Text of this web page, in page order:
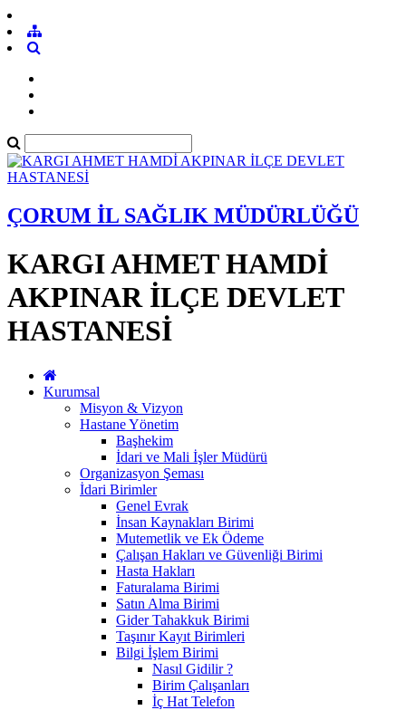
ÇORUM İL SAĞLIK MÜDÜRLÜĞÜ
KARGI AHMET HAMDİ
AKPINAR İLÇE DEVLET
HASTANESİ
Kurumsal
Misyon & Vizyon
Hastane Yönetim
Başhekim
İdari ve Mali İşler Müdürü
Organizasyon Şeması
İdari Birimler
Genel Evrak
İnsan Kaynakları Birimi
Mutemetlik ve Ek Ödeme
Çalışan Hakları ve Güvenliği Birimi
Hasta Hakları
Faturalama Birimi
Satın Alma Birimi
Gider Tahakkuk Birimi
Taşınır Kayıt Birimleri
Bilgi İşlem Birimi
Nasıl Gidilir ?
Birim Çalışanları
İç Hat Telefon